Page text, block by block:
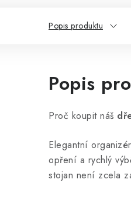
Popis produktu
Popis
Proč koupit náš
Elegantní
opření a rychlý
stojan není zcela